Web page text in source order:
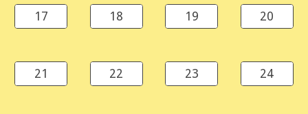
17 18 19 20
21 22 23 24